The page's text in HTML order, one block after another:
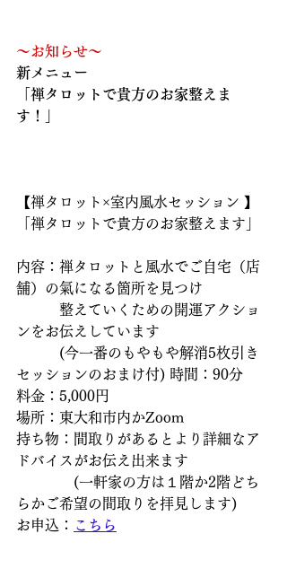
～お知らせ～
新メニュー
「禅タロットで貴方のお家整えま
す！」
【禅タロット×室内風水セッション 】
「禅タロットで貴方のお家整えます」
内容：禅タロットと風水でご自宅（店
舗）の氣になる箇所を見つけ
整えていくための開運アクショ
ンをお伝えしています
(今一番のもやもや解消5枚引き
セッションのおまけ付) 時間：90分
料金：5,000円
場所：東大和市内かZoom
持ち物：間取りがあるとより詳細なア
ドバイスがお伝え出来ます
(一軒家の方は１階か2階どち
らかご希望の間取りを拝見します)
お申込：
こちら